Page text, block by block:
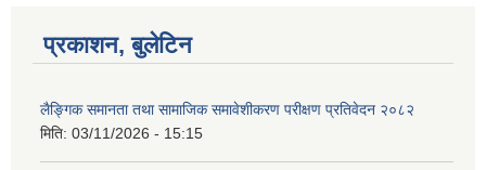
प्रकाशन, बुलेटिन
लैङ्गिक समानता तथा सामाजिक समावेशीकरण परीक्षण प्रतिवेदन २०८२
मिति: 03/11/2026 - 15:15